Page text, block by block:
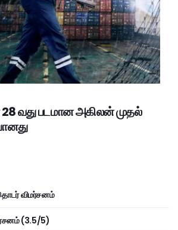
வது படமான அகிலன் முதல்
விமர்சனம்
(3.5/5)